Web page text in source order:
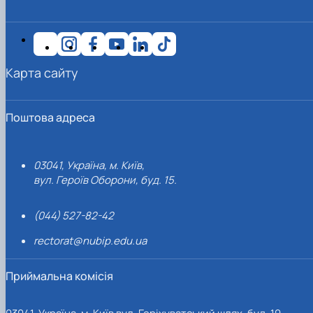
Поштова адреса
03041, Україна, м. Київ,
вул. Героїв Оборони, буд. 15.
(044) 527-82-42
rectorat@nubip.edu.ua
Приймальна комісія
Карта сайту